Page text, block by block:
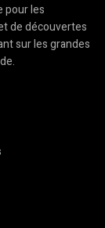
pour les
de découvertes
sur les grandes